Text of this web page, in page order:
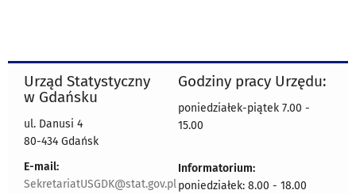
Urząd Statystyczny
w Gdańsku
ul. Danusi 4
80-434 Gdańsk
E-mail:
SekretariatUSGDK@stat.gov.pl
Godziny pracy Urzędu:
poniedziałek-piątek 7.00 -
15.00
Informatorium:
poniedziałek: 8.00 - 18.00